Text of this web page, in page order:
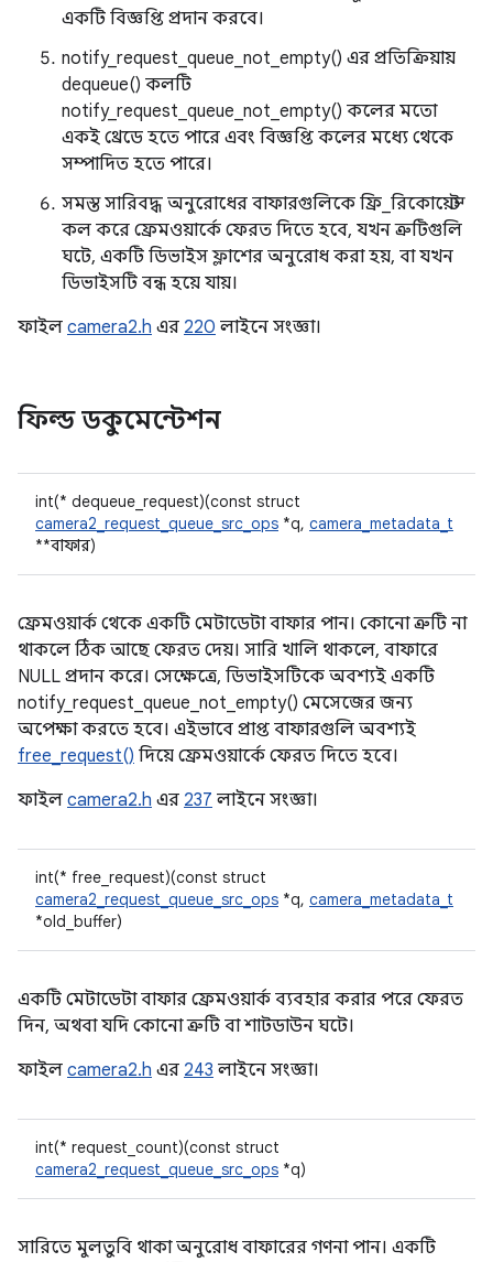
একটি বিজ্ঞপ্তি প্রদান করবে।
notify_request_queue_not_empty() এর প্রতিক্রিয়ায়
dequeue() কলটি
notify_request_queue_not_empty() কলের মতো
একই থ্রেডে হতে পারে এবং বিজ্ঞপ্তি কলের মধ্যে থেকে
সম্পাদিত হতে পারে।
সমস্ত সারিবদ্ধ অনুরোধের বাফারগুলিকে ফ্রি_রিকোয়েস্ট
কল করে ফ্রেমওয়ার্কে ফেরত দিতে হবে, যখন ত্রুটিগুলি
ঘটে, একটি ডিভাইস ফ্লাশের অনুরোধ করা হয়, বা যখন
ডিভাইসটি বন্ধ হয়ে যায়।
ফাইল camera2.h এর 220 লাইনে সংজ্ঞা।
ফিল্ড ডকুমেন্টেশন
int(* dequeue_request)(const struct
camera2_request_queue_src_ops *q, camera_metadata_t
**বাফার)
ফ্রেমওয়ার্ক থেকে একটি মেটাডেটা বাফার পান। কোনো ত্রুটি না
থাকলে ঠিক আছে ফেরত দেয়। সারি খালি থাকলে, বাফারে
NULL প্রদান করে। সেক্ষেত্রে, ডিভাইসটিকে অবশ্যই একটি
notify_request_queue_not_empty() মেসেজের জন্য
অপেক্ষা করতে হবে। এইভাবে প্রাপ্ত বাফারগুলি অবশ্যই
free_request() দিয়ে ফ্রেমওয়ার্কে ফেরত দিতে হবে।
ফাইল camera2.h এর 237 লাইনে সংজ্ঞা।
int(* free_request)(const struct
camera2_request_queue_src_ops *q, camera_metadata_t
*old_buffer)
একটি মেটাডেটা বাফার ফ্রেমওয়ার্ক ব্যবহার করার পরে ফেরত
দিন, অথবা যদি কোনো ত্রুটি বা শাটডাউন ঘটে।
ফাইল camera2.h এর 243 লাইনে সংজ্ঞা।
int(* request_count)(const struct
camera2_request_queue_src_ops *q)
সারিতে মুলতুবি থাকা অনুরোধ বাফারের গণনা পান। একটি